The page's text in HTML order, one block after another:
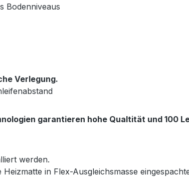
Bodenniveaus
Verlegung.
garantieren hohe Qualtität und 100
werden.
in Flex-Ausgleichsmasse